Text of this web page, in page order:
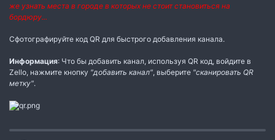
же узнать места в городе в которых не стоит становиться на
бордюру...
Сфотографируйте код QR для быстрого добавления канала.
Информация: Что бы добавить канал, используя QR код, войдите в
Zello, нажмите кнопку "добавить канал" , выберите "сканировать QR
метку".